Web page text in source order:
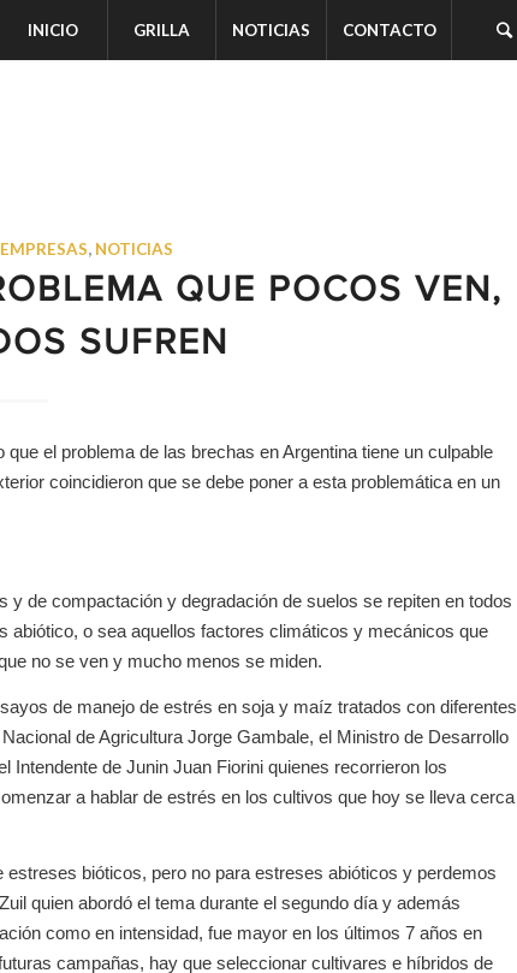
INICIO GRILLA NOTICIAS CONTACTO
EMPRESAS, NOTICIAS
QUE POCOS VEN,
SUFREN
el problema de las brechas en Argentina tiene un culpable
coincidieron que se debe poner a esta problemática en un
y de compactación y degradación de suelos se repiten en todos
o sea aquellos factores climáticos y mecánicos que
no se ven y mucho menos se miden.
de manejo de estrés en soja y maíz tratados con diferentes
de Agricultura Jorge Gambale, el Ministro de Desarrollo
de Junin Juan Fiorini quienes recorrieron los
a hablar de estrés en los cultivos que hoy se lleva cerca
bióticos, pero no para estreses abióticos y perdemos
quien abordó el tema durante el segundo día y además
como en intensidad, fue mayor en los últimos 7 años en
campañas, hay que seleccionar cultivares e híbridos de